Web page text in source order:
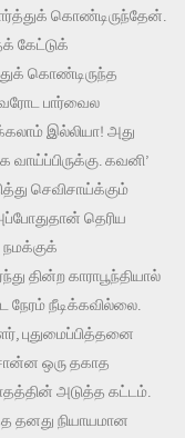
கொண்டிருந்தேன்.
கேட்டுக்
கொண்டிருந்த
பார்வைல
இல்லியா! அது
கவனி’
செவிசாய்க்கும்
தெரிய
தின்ற காராபூந்தியால்
நேரம் நீடிக்கவில்லை.
புதுமைப்பித்தனை
ஒரு தகாத
அடுத்த கட்டம்.
தனது நியாயமான